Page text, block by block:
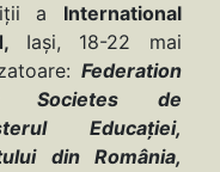
a International
Iaşi, 18-22 mai
Federation
Societes de
Educaţiei,
din România,